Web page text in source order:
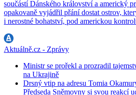
součástí Dánského království a americký
opakovaně vyjádřil přání dostat ostrov,
i nerostné bohatství, pod americkou
Aktuálně.cz - Zprávy
Ministr se prořekl a prozradil
na Ukrajině
Drsný vtip na adresu Tomia
Předseda Sněmovny si svou reakcí